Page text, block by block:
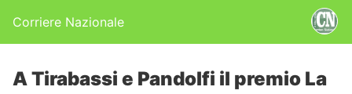
Corriere Nazionale
A Tirabassi e Pandolfi il premio La